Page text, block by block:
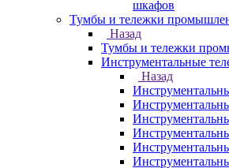
шкафов
Тумбы и тележки
Назад
Тумбы и тележки
Инструментальные
Назад